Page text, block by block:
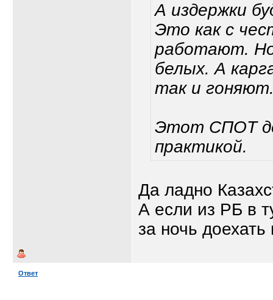
А издержки
Это как с
работают. Но
белых. А
так и
Этот СПОТ
практикой.
Да ладно
А если из РБ в
за ночь
Ответ